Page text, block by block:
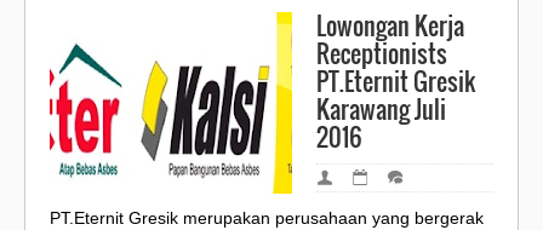
Lowongan Kerja
Receptionists
PT.Eternit Gresik
Karawang Juli
2016
PT.Eternit Gresik merupakan perusahaan yang bergerak